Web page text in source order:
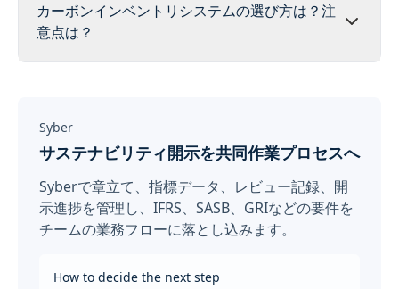
カーボンインベントリシステムの選び方は？注
意点は？
Syber
サステナビリティ開示を共同作業プロセスへ
Syberで章立て、指標データ、レビュー記録、開
示進捗を管理し、IFRS、SASB、GRIなどの要件を
チームの業務フローに落とし込みます。
How to decide the next step